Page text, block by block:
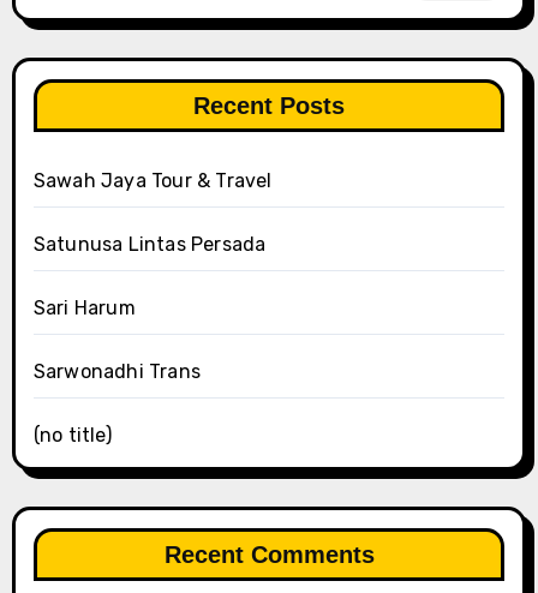
Recent Posts
Sawah Jaya Tour & Travel
Satunusa Lintas Persada
Sari Harum
Sarwonadhi Trans
(no title)
Recent Comments